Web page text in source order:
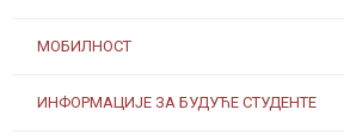
МОБИЛНОСТ
ИНФОРМАЦИЈЕ ЗА БУДУЋЕ СТУДЕНТЕ